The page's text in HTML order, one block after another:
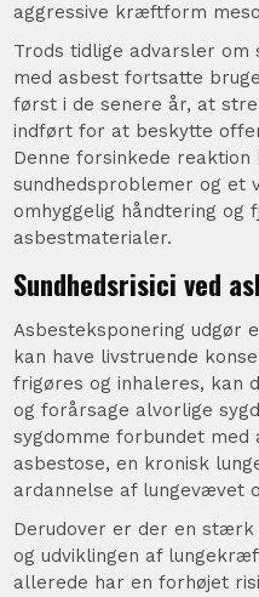
aggressive kræftform
Trods tidlige advarsler om
med asbest fortsatte
først i de senere år, at
indført for at beskytte
Denne forsinkede
sundhedsproblemer og et
omhyggelig håndtering og
asbestmaterialer.
Sundhedsrisici ved
Asbesteksponering udgør
kan have livstruende
frigøres og inhaleres, kan
og forårsage alvorlige
sygdomme forbundet med
asbestose, en kronisk
ardannelse af lungevævet
Derudover er der en
og udviklingen af
allerede har en forhøjet